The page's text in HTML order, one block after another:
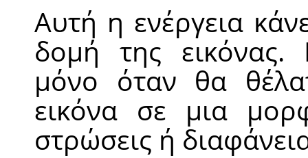
Αυτή η ενέργεια
δομή της εικόνας.
μόνο όταν θα
εικόνα σε μια
στρώσεις ή